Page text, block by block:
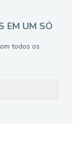
EM UM SÓ
todos os